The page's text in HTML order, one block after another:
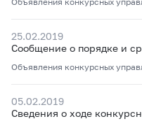
25.02.2019
Сообщение о порядке и
Объявления конкурсных
05.02.2019
Сведения о ходе